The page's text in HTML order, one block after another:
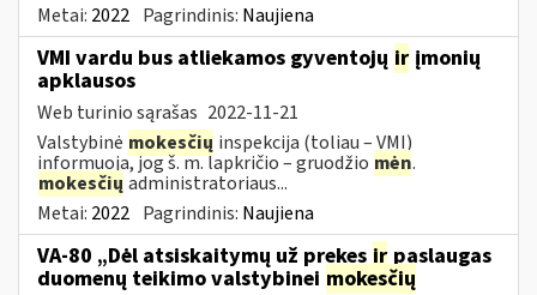
Metai: 2022 Pagrindinis: Naujiena
VMI vardu bus atliekamos gyventojų ir įmonių
apklausos
Web turinio sąrašas 2022-11-21
Valstybinė mokesčių inspekcija (toliau – VMI)
informuoja, jog š. m. lapkričio – gruodžio mėn.
mokesčių administratoriaus...
Metai: 2022 Pagrindinis: Naujiena
VA-80 „Dėl atsiskaitymų už prekes ir paslaugas
duomenų teikimo valstybinei mokesčių